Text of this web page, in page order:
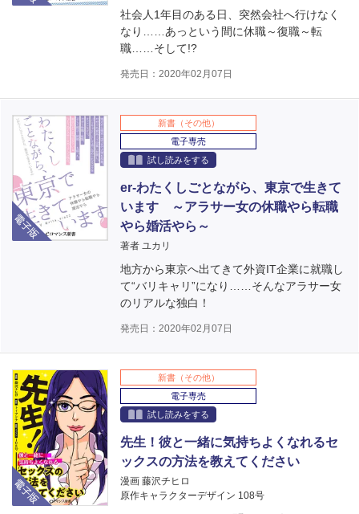
社会人1年目のある日、突然会社へ行けなく
なり……あっという間に休職～復職～転
職……そして!?
発売日：2020年02月07日
電子版
新書（その他）
電子専売
試し読みをする
er-わたくしごとながら、東京で生きて
います ～アラサー女の休職やら転職
やら婚活やら～
著者 ユカリ
地方から東京へ出てきて外資IT企業に就職し
て“バリキャリ”になり……そんなアラサー女
のリアルな独白！
発売日：2020年02月07日
電子版
新書（その他）
電子専売
試し読みをする
先生！彼と一緒に気持ちよくなれるセ
ックスの方法を教えてください
漫画 藤沢チヒロ
原作キャラクターデザイン 108号